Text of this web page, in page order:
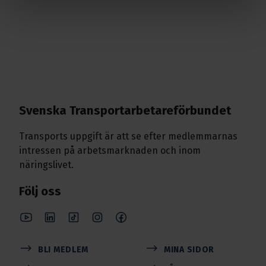
Svenska Transport­arbetare­förbundet
Transports uppgift är att se efter medlemmarnas
intressen på arbetsmarknaden och inom
näringslivet.
Följ oss
BLI MEDLEM
MINA SIDOR